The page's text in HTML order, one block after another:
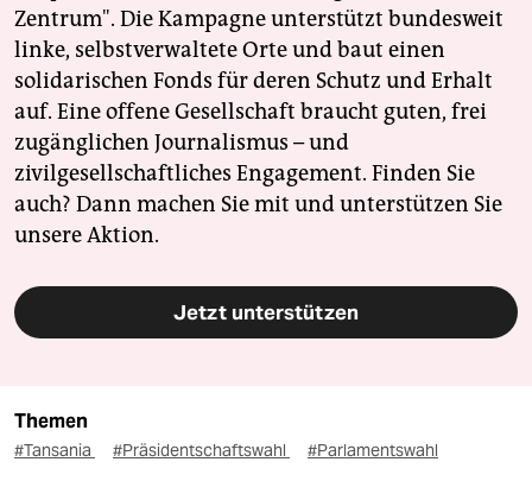
Zentrum". Die Kampagne unterstützt bundesweit
linke, selbstverwaltete Orte und baut einen
solidarischen Fonds für deren Schutz und Erhalt
auf. Eine offene Gesellschaft braucht guten, frei
zugänglichen Journalismus – und
zivilgesellschaftliches Engagement. Finden Sie
auch? Dann machen Sie mit und unterstützen Sie
unsere Aktion.
Jetzt unterstützen
Themen
#Tansania #Präsidentschaftswahl #Parlamentswahl